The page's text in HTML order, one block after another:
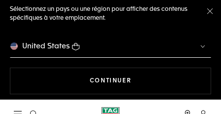
Sélectionnez un pays ou une région pour afficher des contenus
spécifiques à votre emplacement.
United States
CONTINUER